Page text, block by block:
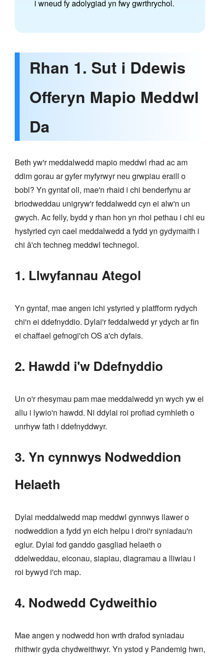
i wneud fy adolygiad yn fwy gwrthrychol.
Rhan 1. Sut i Ddewis
Offeryn Mapio Meddwl
Da
Beth yw'r meddalwedd mapio meddwl rhad ac am
ddim gorau ar gyfer myfyrwyr neu grwpiau eraill o
bobl? Yn gyntaf oll, mae'n rhaid i chi benderfynu ar
briodweddau unigryw'r feddalwedd cyn ei alw'n un
gwych. Ac felly, bydd y rhan hon yn rhoi pethau i chi eu
hystyried cyn cael meddalwedd a fydd yn gydymaith i
chi â'ch techneg meddwl technegol.
1. Llwyfannau Ategol
Yn gyntaf, mae angen ichi ystyried y platfform rydych
chi'n ei ddefnyddio. Dylai'r feddalwedd yr ydych ar fin
ei chaffael gefnogi'ch OS a'ch dyfais.
2. Hawdd i'w Ddefnyddio
Un o'r rhesymau pam mae meddalwedd yn wych yw ei
allu i lywio'n hawdd. Ni ddylai roi profiad cymhleth o
unrhyw fath i ddefnyddwyr.
3. Yn cynnwys Nodweddion
Helaeth
Dylai meddalwedd map meddwl gynnwys llawer o
nodweddion a fydd yn eich helpu i droi'r syniadau'n
eglur. Dylai fod ganddo gasgliad helaeth o
ddelweddau, eiconau, siapiau, diagramau a lliwiau i
roi bywyd i'ch map.
4. Nodwedd Cydweithio
Mae angen y nodwedd hon wrth drafod syniadau
rhithwir gyda chydweithwyr. Yn ystod y Pandemig hwn,